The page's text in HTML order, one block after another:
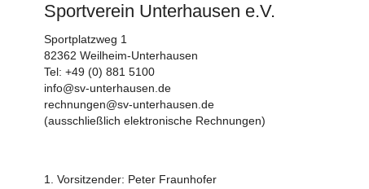
Sportverein Unterhausen e.V.
Sportplatzweg 1
82362 Weilheim-Unterhausen
Tel: +49 (0) 881 5100
info@sv-unterhausen.de
rechnungen@sv-unterhausen.de
(ausschließlich elektronische Rechnungen)
1. Vorsitzender: Peter Fraunhofer